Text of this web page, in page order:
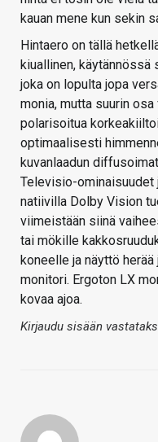
kauan mene kun sekin
Hintaero on tällä
kiuallinen, käytännössä
joka on lopulta jopa
monia, mutta suurin
polarisoitua
optimaalisesti
kuvanlaadun
Televisio-
natiivilla Dolby Vision
viimeistään siinä
tai mökille
koneelle ja näyttö
monitori. Ergoton LX
kovaa ajoa.
Kirjaudu sisään